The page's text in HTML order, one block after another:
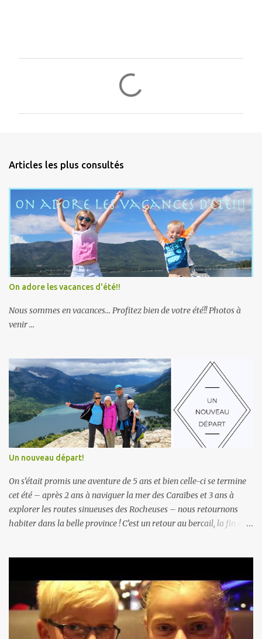
n
a
i
e
s
Articles les plus consultés
On adore les vacances d'été!!
Nous sommes en vacances... Profitez bien de votre été!! Photos à
venir ...
Un nouveau départ!
On s’était promis une aventure de 5 ans et bien celle-ci se termine
cet été – après 2 ans à naviguer la mer des Caraïbes et 3 ans à
explorer les routes sinueuses des Rocheuses – nous retournons
habiter dans la belle province ! C’est un retour au bercail, la fin d’un
loin de ses grands-parents, loin de son pays de naissance. Il a
maintenant le même âge que Camille quand nous sommes
revenus en bateau. Que nous sommes aussi 5 ans plus vieux, avec
quelques rides (2 ans au soleil, ça vieillit une peau) et cheveux
blancs. Nous avons travaillé fort pour réaliser ce projet – on se